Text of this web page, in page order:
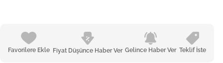
Favorilere Ekle Fiyat Düşünce Haber Ver Gelince Haber Ver Teklif İste